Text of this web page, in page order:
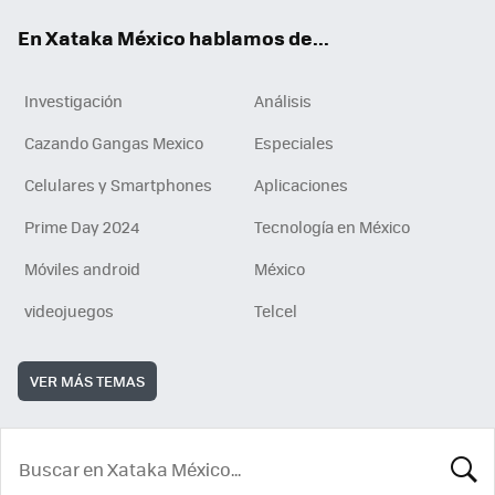
En Xataka México hablamos de...
Investigación
Análisis
Cazando Gangas Mexico
Especiales
Celulares y Smartphones
Aplicaciones
Prime Day 2024
Tecnología en México
Móviles android
México
videojuegos
Telcel
VER MÁS TEMAS